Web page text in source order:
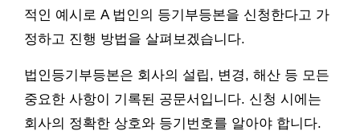
적인 예시로 A 법인의 등기부등본을 신청한다고 가
정하고 진행 방법을 살펴보겠습니다.
법인등기부등본은 회사의 설립, 변경, 해산 등 모든
중요한 사항이 기록된 공문서입니다. 신청 시에는
회사의 정확한 상호와 등기번호를 알아야 합니다.